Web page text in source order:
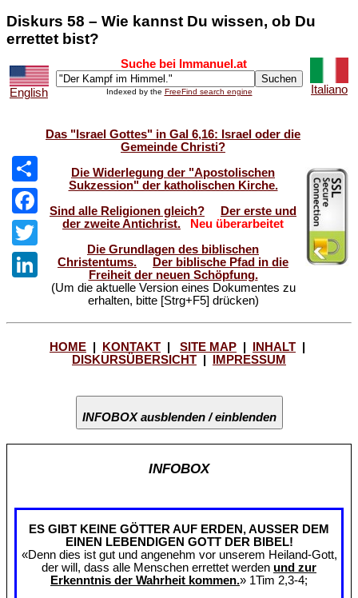
Diskurs 58 – Wie kannst Du wissen, ob Du
errettet bist?
English
Suche bei Immanuel.at
Indexed by the FreeFind search engine Italiano
Share
Facebook
Twitter
LinkedIn
Das "Israel Gottes" in Gal 6,16: Israel oder die
Gemeinde Christi?
Die Widerlegung der "Apostolischen
Sukzession" der katholischen Kirche.
Sind alle Religionen gleich?
Der erste und
der zweite Antichrist.
Neu überarbeitet
Die Grundlagen des biblischen
Christentums.
Der biblische Pfad in die
Freiheit der neuen Schöpfung.
(Um die aktuelle Version eines Dokumentes zu
erhalten, bitte [Strg+F5] drücken)
HOME KONTAKT SITE MAP INHALT
DISKURSÜBERSICHT
IMPRESSUM
INFOBOX ausblenden / einblenden
INFOBOX
ES GIBT KEINE GÖTTER AUF ERDEN, AUSSER DEM
EINEN LEBENDIGEN GOTT DER BIBEL!
«Denn dies ist gut und angenehm vor unserem Heiland-Gott,
der will, dass alle Menschen errettet werden und zur
Erkenntnis der Wahrheit kommen.» 1Tim 2,3-4;